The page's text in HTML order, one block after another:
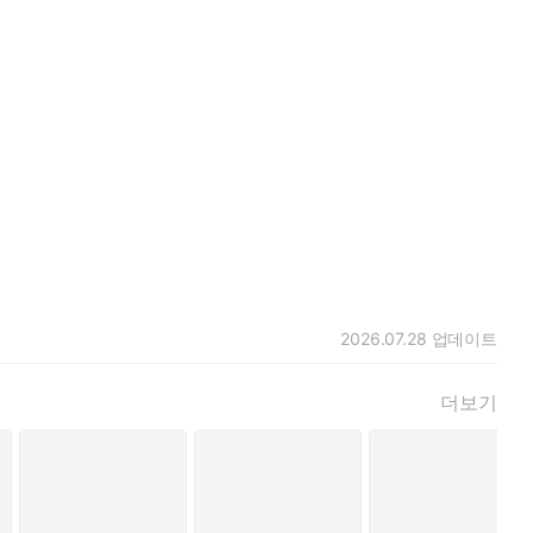
만 현재를 살아가는 우리에게 시사하는 바가 매우 크다.
이다. 불우한 어린 시절을 보낸 것으로 모자라 어른이 된 후에
도직입’인데, 말 그대로 돌려 말하는 법이 없어 때로는 상담을
해도 취직이 될까 말까 하는 시대가 옵니다. 틀림없이 와요.
된다. 기적은 여기서 그치지 않는다. 고민 상담을 해주던 세
게이고는 이런 인물들을 등장시킨 이유에 대해 이렇게 말한다.
2026.07.28 업데이트
더보기